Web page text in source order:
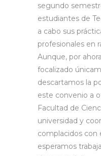
segundo
estudiantes de
a cabo sus
profesionales en
Aunque, por
focalizado
descartamos la
este convenio a
Facultad de
universidad y
complacidos con
esperamos